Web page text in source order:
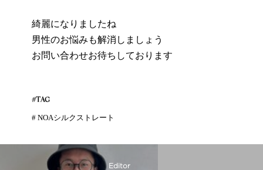
綺麗になりましたね
男性のお悩みも解消しましょう
お問い合わせお待ちしております
#TAG
# NOAシルクストレート
Editor